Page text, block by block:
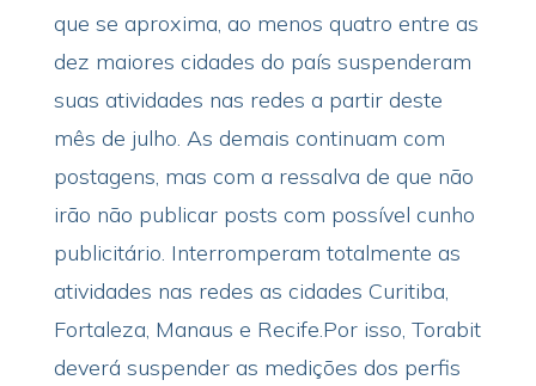
que se aproxima, ao menos quatro entre as
dez maiores cidades do país suspenderam
suas atividades nas redes a partir deste
mês de julho. As demais continuam com
postagens, mas com a ressalva de que não
irão não publicar posts com possível cunho
publicitário. Interromperam totalmente as
atividades nas redes as cidades Curitiba,
Fortaleza, Manaus e Recife.Por isso, Torabit
deverá suspender as medições dos perfis